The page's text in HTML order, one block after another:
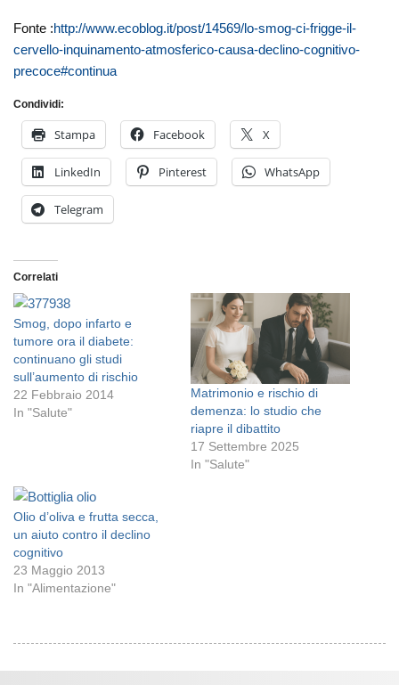
Fonte :http://www.ecoblog.it/post/14569/lo-smog-ci-frigge-il-
cervello-inquinamento-atmosferico-causa-declino-cognitivo-
precoce#continua
Condividi:
Stampa Facebook X
LinkedIn Pinterest WhatsApp
Telegram
Correlati
Smog, dopo infarto e
tumore ora il diabete:
continuano gli studi
sull’aumento di rischio
22 Febbraio 2014
In "Salute"
Matrimonio e rischio di
demenza: lo studio che
riapre il dibattito
17 Settembre 2025
In "Salute"
Olio d’oliva e frutta secca,
un aiuto contro il declino
cognitivo
23 Maggio 2013
In "Alimentazione"